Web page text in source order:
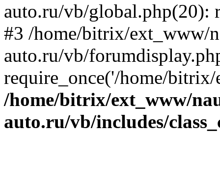
auto.ru/vb/global.php(20):
#3 /home/bitrix/ext_www/
auto.ru/vb/
require_once('/home/
/home/bitrix/ext_www/
auto.ru/vb/includes/